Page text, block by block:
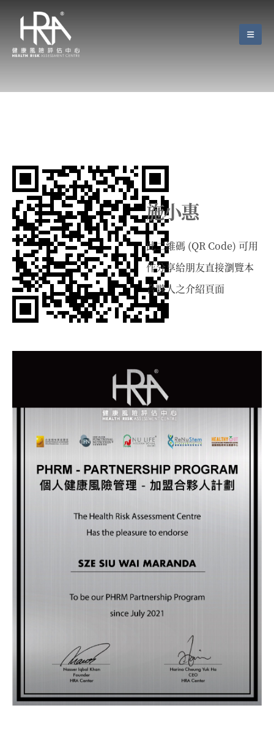
施小惠
此二維碼 (QR Code) 可用
作分享給朋友直接瀏覽本
合夥人之介紹頁面